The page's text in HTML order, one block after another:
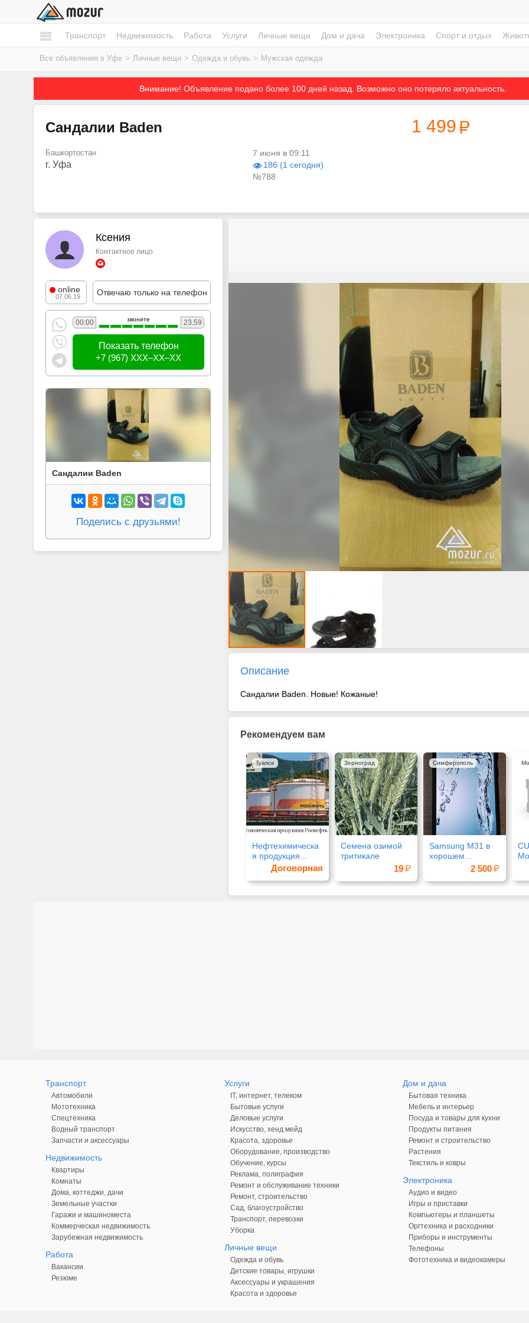
Транспорт Недвижимость Работа Услуги Личные вещи Дом и дача Электроника Спорт и отдых
Все объявления в Уфе > Личные вещи > Одежда и обувь > Мужская одежда
Внимание! Объявление подано более 100 дней назад. Возможно оно потеряло актуальность.
Сандалии Baden
Башкортостан
г. Уфа
7 июня в 09:11
186 (1 сегодня)
№788
1 499
Ксения
Контактное лицо
online
07.06.19 Отвечаю только на телефон
00:00 звоните 23.59
Показать телефон
+7 (967) XXX–XX–XX
Сандалии Baden
Поделись с друзьями!
Описание
Сандалии Baden. Новые! Кожаные!
Рекомендуем вам
Нефтехимическа
я продукция
Роснефть оптом
Договорная
Туапсе
Семена озимой
тритикале
19
Зерноград
Samsung M31 в
хорошем
2 500
Симферополь
Транспорт
Автомобили
Мототехника
Спецтехника
Водный транспорт
Запчасти и аксессуары
Недвижимость
Квартиры
Комнаты
Дома, коттеджи, дачи
Земельные участки
Гаражи и машиноместа
Коммерческая недвижимость
Зарубежная недвижимость
Работа
Вакансии
Резюме
Услуги
IT, интернет, телеком
Бытовые услуги
Деловые услуги
Искусство, хенд мейд
Красота, здоровье
Оборудование, производство
Обучение, курсы
Реклама, полиграфия
Ремонт и обслуживание техники
Ремонт, строительство
Сад, благоустройство
Транспорт, перевозки
Уборка
Личные вещи
Одежда и обувь
Детские товары, игрушки
Аксессуары и украшения
Красота и здоровье
Дом и дача
Бытовая техника
Мебель и интерьер
Посуда и товары для кухни
Продукты питания
Ремонт и строительство
Растения
Текстиль и ковры
Электроника
Аудио и видео
Игры и приставки
Компьютеры и планшеты
Оргтехника и расходники
Приборы и инструменты
Телефоны
Фототехника и видеокамеры